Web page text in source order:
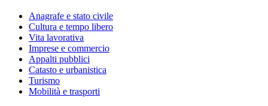
Anagrafe e stato civile
Cultura e tempo libero
Vita lavorativa
Imprese e commercio
Appalti pubblici
Catasto e urbanistica
Turismo
Mobilità e trasporti